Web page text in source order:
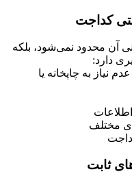
کداجت
آن محدود نمی‌شود، بلکه
دارد:
نیاز به چاپخانه یا
مختلف
ثابت